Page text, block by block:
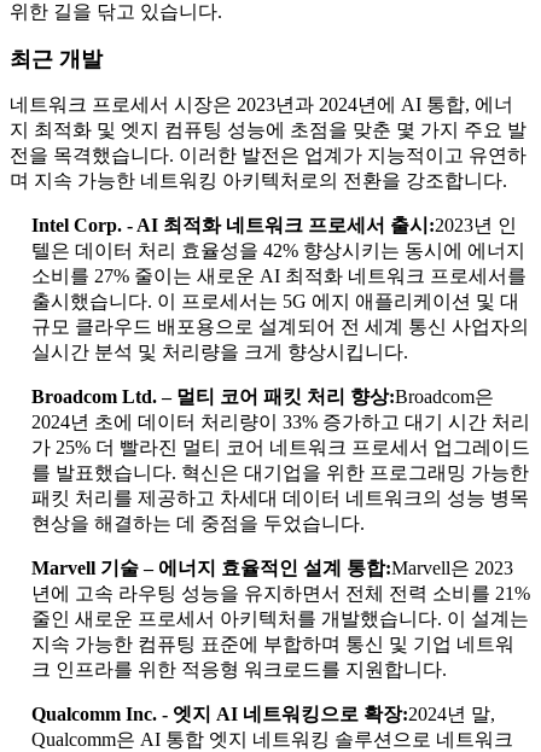
위한 길을 닦고 있습니다.
최근 개발
네트워크 프로세서 시장은 2023년과 2024년에 AI 통합, 에너
지 최적화 및 엣지 컴퓨팅 성능에 초점을 맞춘 몇 가지 주요 발
전을 목격했습니다. 이러한 발전은 업계가 지능적이고 유연하
며 지속 가능한 네트워킹 아키텍처로의 전환을 강조합니다.
Intel Corp. - AI 최적화 네트워크 프로세서 출시:2023년 인
텔은 데이터 처리 효율성을 42% 향상시키는 동시에 에너지
소비를 27% 줄이는 새로운 AI 최적화 네트워크 프로세서를
출시했습니다. 이 프로세서는 5G 에지 애플리케이션 및 대
규모 클라우드 배포용으로 설계되어 전 세계 통신 사업자의
실시간 분석 및 처리량을 크게 향상시킵니다.
Broadcom Ltd. – 멀티 코어 패킷 처리 향상:Broadcom은
2024년 초에 데이터 처리량이 33% 증가하고 대기 시간 처리
가 25% 더 빨라진 멀티 코어 네트워크 프로세서 업그레이드
를 발표했습니다. 혁신은 대기업을 위한 프로그래밍 가능한
패킷 처리를 제공하고 차세대 데이터 네트워크의 성능 병목
현상을 해결하는 데 중점을 두었습니다.
Marvell 기술 – 에너지 효율적인 설계 통합:Marvell은 2023
년에 고속 라우팅 성능을 유지하면서 전체 전력 소비를 21%
줄인 새로운 프로세서 아키텍처를 개발했습니다. 이 설계는
지속 가능한 컴퓨팅 표준에 부합하며 통신 및 기업 네트워
크 인프라를 위한 적응형 워크로드를 지원합니다.
Qualcomm Inc. - 엣지 AI 네트워킹으로 확장:2024년 말,
Qualcomm은 AI 통합 엣지 네트워킹 솔루션으로 네트워크